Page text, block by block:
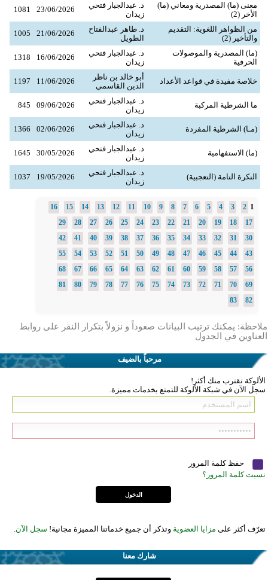
معنى (ما) المصدرية ومعاني (ما)
الأخر (2)
د. عبدالجبار فتحي
زيدان
23/06/2026
1081
من الظواهر اللغوية: التقديم
والتأخير (2)
د. طاهر عبدالفتاح
الطويل
21/06/2026
1005
(ما) المصدرية والموصولات
الحرفية
د. عبدالجبار فتحي
زيدان
16/06/2026
1318
خلاصة مفيدة في قواعد الأعداد
أبو خالد بن ناظر
الدين القاسمي
11/06/2026
1197
ما الشرطية المركبة
د. عبدالجبار فتحي
زيدان
09/06/2026
845
(مـا) الشرطية المفردة
د. عبدالجبار فتحي
زيدان
02/06/2026
1366
(ما) الاستفهامية
د. عبدالجبار فتحي
زيدان
30/05/2026
1645
النكرة التامة (التعجبية)
د. عبدالجبار فتحي
زيدان
19/05/2026
1037
1
2
3
4
5
6
7
8
9
10
11
12
13
14
15
16
17
18
19
20
21
22
23
24
25
26
27
28
29
30
31
32
33
34
35
36
37
38
39
40
41
42
43
44
45
46
47
48
49
50
51
52
53
54
55
56
57
58
59
60
61
62
63
64
65
66
67
68
69
70
71
72
73
74
75
76
77
78
79
80
81
82
83
ملاحظة: يمكنك ترتيب البيانات صعوداً و نزولاً بتكرار النقر على روابط
العناوين في الجدول
مرحباً بالضيف
الألوكة تقترب منك أكثر!
سجل الآن في شبكة الألوكة للتمتع بخدمات مميزة.
حفظ كلمة المرور
نسيت كلمة المرور؟
تعرّف أكثر على مزايا العضوية وتذكر أن جميع خدماتنا المميزة مجانية! سجل الآن.
شارك معنا